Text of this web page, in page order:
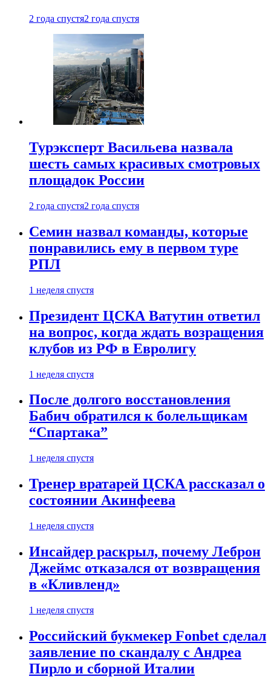
2 года спустя2 года спустя
Турэксперт Васильева назвала
шесть самых красивых смотровых
площадок России
2 года спустя2 года спустя
Семин назвал команды, которые
понравились ему в первом туре
РПЛ
1 неделя спустя
Президент ЦСКА Ватутин ответил
на вопрос, когда ждать возращения
клубов из РФ в Евролигу
1 неделя спустя
После долгого восстановления
Бабич обратился к болельщикам
“Спартака”
1 неделя спустя
Тренер вратарей ЦСКА рассказал о
состоянии Акинфеева
1 неделя спустя
Инсайдер раскрыл, почему Леброн
Джеймс отказался от возвращения
в «Кливленд»
1 неделя спустя
Российский букмекер Fonbet сделал
заявление по скандалу с Андреа
Пирло и сборной Италии